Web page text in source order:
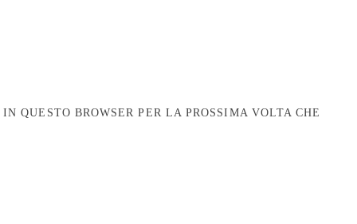
QUESTO BROWSER PER LA PROSSIMA VOLTA CHE